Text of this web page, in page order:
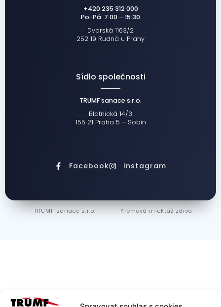
+420 235 312 000
Po-Pá: 7:00 – 15:30
Dvorská 1163/2
252 19 Rudná u Prahy
Sídlo společnosti
TRUMF sanace s.r.o.
Blatnická 14/3
155 21 Praha 5 – Sobín
Facebook Instagram
TRUMF sanace s.r.o. Krémová injektáž zdiva